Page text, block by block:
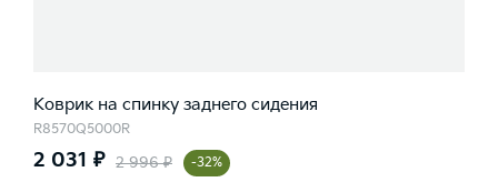
Коврик на спинку заднего сидения
R8570Q5000R
2 031 ₽ 2 996 ₽ -32%